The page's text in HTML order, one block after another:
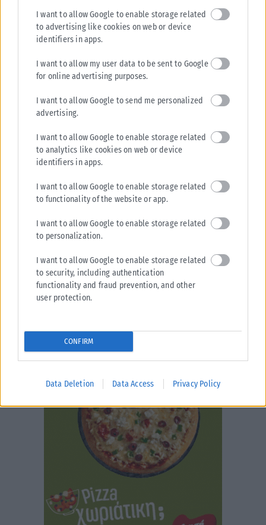
I want to allow Google to enable storage related
to advertising like cookies on web or device
identifiers in apps.
I want to allow my user data to be sent to Google
for online advertising purposes.
I want to allow Google to send me personalized
advertising.
I want to allow Google to enable storage related
to analytics like cookies on web or device
identifiers in apps.
I want to allow Google to enable storage related
to functionality of the website or app.
I want to allow Google to enable storage related
to personalization.
I want to allow Google to enable storage related
to security, including authentication
functionality and fraud prevention, and other
user protection.
CONFIRM
Data Deletion Data Access Privacy Policy
Τσουκαλάς: «Χρειάζεται μια άλλη εξωτερική πολιτική με
στρατηγικό βάθος»
Την αναγκαιότητα μιας στρατηγικής με βάθος, που «δεν έχει αυτή η
κυβέρνηση», υπογράμμισε ο εκπρόσωπος Τύπου του ΠΑΣΟΚ, Κώστας
Τσουκαλάς,...
ΑΝΑΡΤΉΘΗΚΕ ΑΠΌKARFITSANEWS 08/08/2026